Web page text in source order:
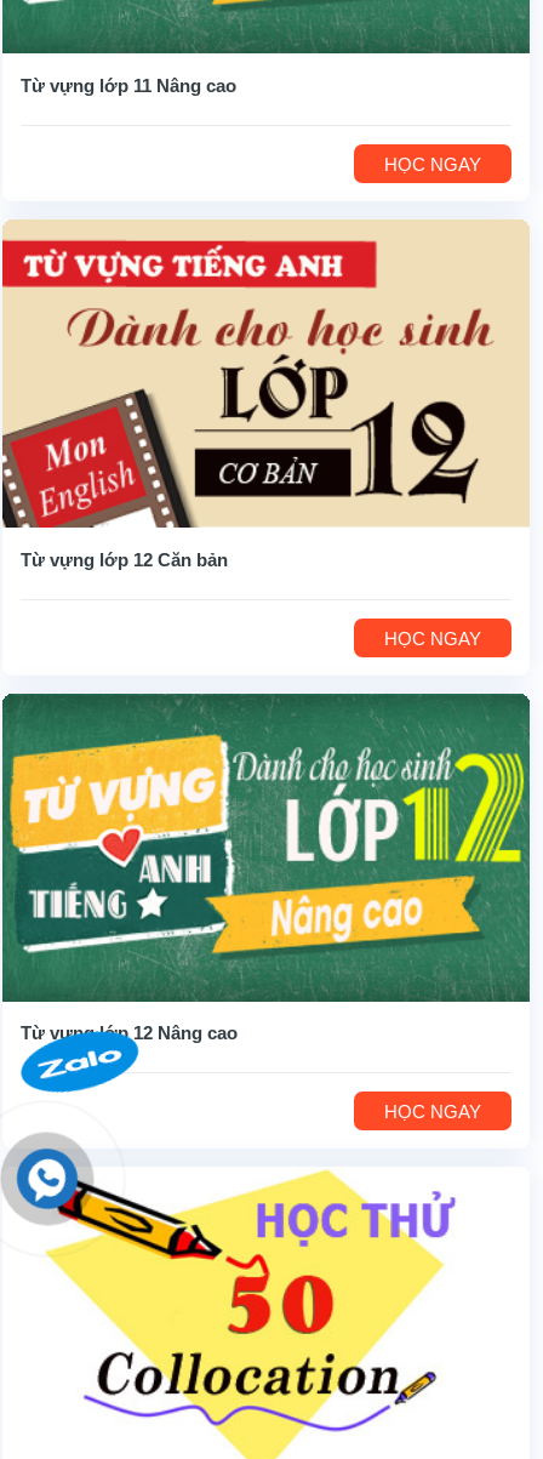
Từ vựng lớp 11 Nâng cao
HỌC NGAY
Từ vựng lớp 12 Căn bản
HỌC NGAY
Từ vựng lớp 12 Nâng cao
HỌC NGAY